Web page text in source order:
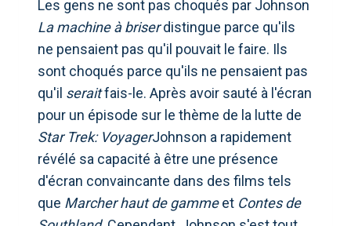
Les gens ne sont pas choqués par Johnson
La machine à briserdistingue parce qu'ils
ne pensaient pas qu'il pouvait le faire. Ils
sont choqués parce qu'ils ne pensaient pas
qu'il seraitfais-le. Après avoir sauté à l'écran
pour un épisode sur le thème de la lutte de
Star Trek: VoyagerJohnson a rapidement
révélé sa capacité à être une présence
d'écran convaincante dans des films tels
que Marcher haut de gammeet Contes de